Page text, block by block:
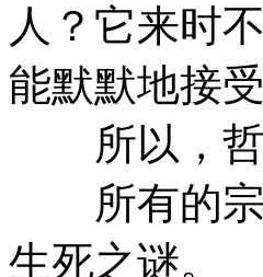
人？它来时
能默默地接
所以，哲
所有的宗
生死之谜。